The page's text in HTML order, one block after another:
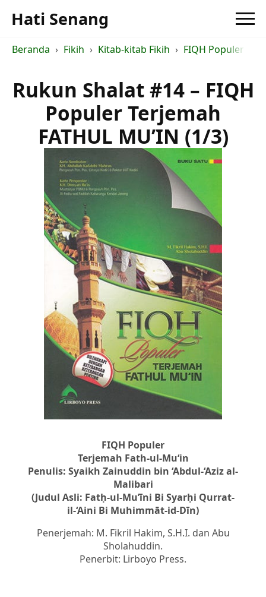
Hati Senang
Beranda Fikih Kitab-kitab Fikih FIQH Populer
Rukun Shalat #14 – FIQH
Populer Terjemah
FATHUL MU’IN (1/3)
FIQH Populer
Terjemah Fath-ul-Mu‘in
Penulis: Syaikh Zainuddin bin ‘Abdul-‘Aziz al-
Malibari
(Judul Asli: Fatḥ-ul-Mu’īni Bi Syarḥi Qurrat-
il-‘Aini Bi Muhimmāt-id-Dīn)
Penerjemah: M. Fikril Hakim, S.H.I. dan Abu
Sholahuddin.
Penerbit: Lirboyo Press.